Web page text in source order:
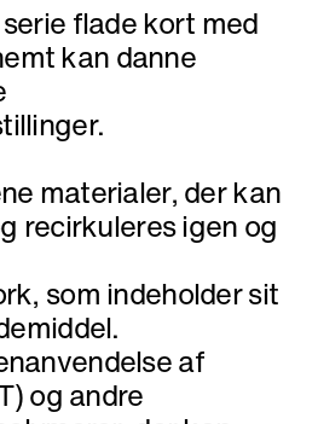
flade kort med
kan danne
materialer, der kan
recirkuleres igen og
som indeholder sit
af
og andre